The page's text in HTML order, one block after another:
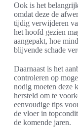
Ook is het
omdat deze de
tijdig verwijderen
het hoofd gezien
aangepakt, hoe
blijvende schade
Daarnaast is het
controleren op
nodig moeten deze
hersteld om te
eenvoudige tips
de vloer in
de komende jaren.